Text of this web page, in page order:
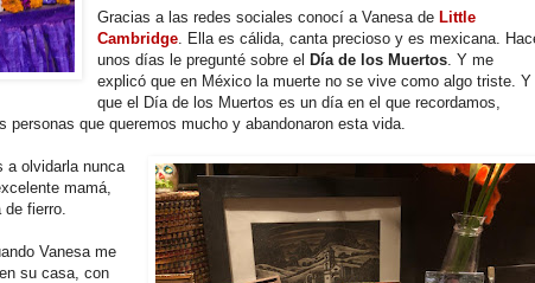
Gracias a las redes sociales conocí a Vanesa de Little
Cambridge . Ella es cálida, canta precioso y es mexicana.
unos días le pregunté sobre el Día de los Muertos . Y me
explicó que en México la muerte no se vive como algo triste. Y
que el Día de los Muertos es un día en el que recordamos,
que queremos mucho y abandonaron esta vida.
a olvidarla nunca
mamá,
fierro.
Vanesa me
su casa, con